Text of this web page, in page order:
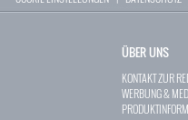
ÜBER UNS
KONTAKT ZUR
WERBUNG &